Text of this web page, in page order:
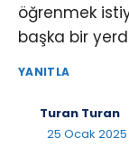
öğrenmek
başka bir
YANITLA
Turan Turan
25 Ocak 2025